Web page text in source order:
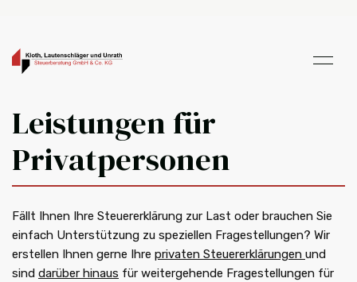
Leistungen für
Privatpersonen
Fällt Ihnen Ihre Steuererklärung zur Last oder brauchen Sie
einfach Unterstützung zu speziellen Fragestellungen? Wir
erstellen Ihnen gerne Ihre privaten Steuererklärungen und
sind darüber hinaus für weitergehende Fragestellungen für